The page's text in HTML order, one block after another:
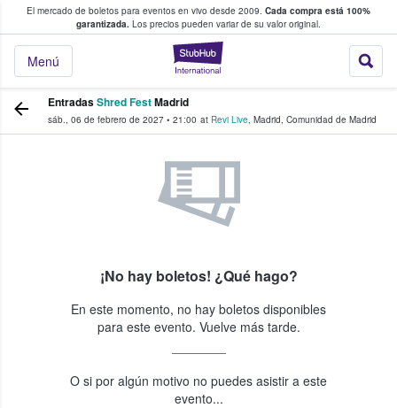
El mercado de boletos para eventos en vivo desde 2009. Cada compra está 100%
garantizada. Los precios pueden variar de su valor original.
StubHub: donde
Menú
fans compran y venden boletos
EntradasShred FestMadrid
sáb., 06 de febrero de 2027 • 21:00 at Revi Live, Madrid, Comunidad de Madrid
¡No hay boletos! ¿Qué hago?
En este momento, no hay boletos disponibles
para este evento. Vuelve más tarde.
O si por algún motivo no puedes asistir a este
evento...